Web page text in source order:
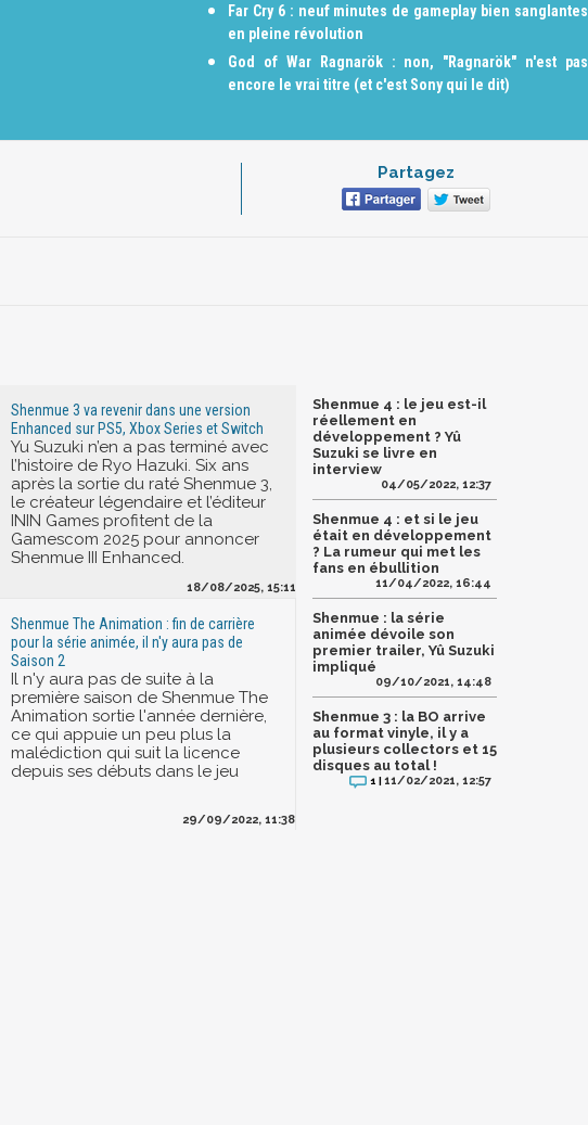
Far Cry 6 : neuf minutes de gameplay bien sanglantes
en pleine révolution
God of War Ragnarök : non, "Ragnarök" n'est pas
encore le vrai titre (et c'est Sony qui le dit)
Partagez
Shenmue 3 va revenir dans une version
Enhanced sur PS5, Xbox Series et Switch
Yu Suzuki n’en a pas terminé avec
l’histoire de Ryo Hazuki. Six ans
après la sortie du raté Shenmue 3,
le créateur légendaire et l’éditeur
ININ Games profitent de la
Gamescom 2025 pour annoncer
Shenmue III Enhanced.
18/08/2025, 15:11
Shenmue The Animation : fin de carrière
pour la série animée, il n'y aura pas de
Saison 2
Il n'y aura pas de suite à la
première saison de Shenmue The
Animation sortie l'année dernière,
ce qui appuie un peu plus la
malédiction qui suit la licence
depuis ses débuts dans le jeu
29/09/2022, 11:38
Shenmue 4 : le jeu est-il
réellement en
développement ? Yû
Suzuki se livre en
interview
04/05/2022, 12:37
Shenmue 4 : et si le jeu
était en développement
? La rumeur qui met les
fans en ébullition
11/04/2022, 16:44
Shenmue : la série
animée dévoile son
premier trailer, Yû Suzuki
impliqué
09/10/2021, 14:48
Shenmue 3 : la BO arrive
au format vinyle, il y a
plusieurs collectors et 15
disques au total !
1 |11/02/2021, 12:57